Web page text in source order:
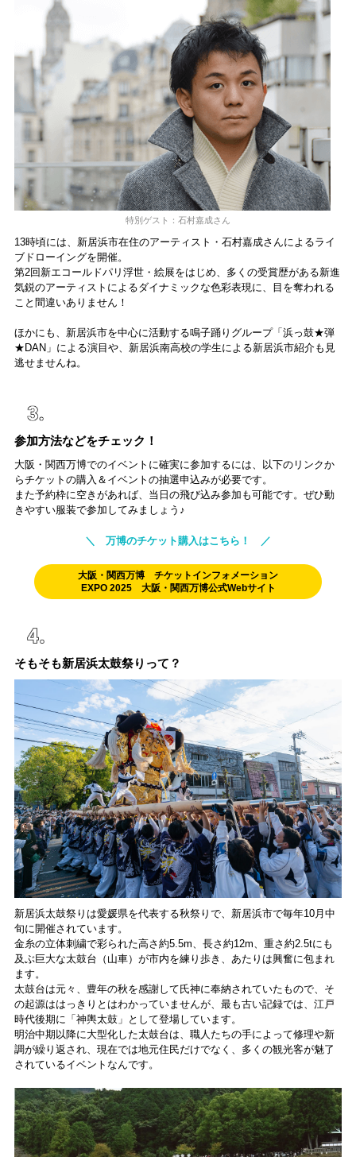
特別ゲスト：石村嘉成さん
13時頃には、新居浜市在住のアーティスト・石村嘉成さんによるライ
ブドローイングを開催。
第2回新エコールドパリ浮世・絵展をはじめ、多くの受賞歴がある新進
気鋭のアーティストによるダイナミックな色彩表現に、目を奪われる
こと間違いありません！
ほかにも、新居浜市を中心に活動する鳴子踊りグループ「浜っ鼓★弾
★DAN」による演目や、新居浜南高校の学生による新居浜市紹介も見
逃せませんね。
参加方法などをチェック！
大阪・関西万博でのイベントに確実に参加するには、以下のリンクか
らチケットの購入＆イベントの抽選申込みが必要です。
また予約枠に空きがあれば、当日の飛び込み参加も可能です。ぜひ動
きやすい服装で参加してみましょう♪
＼ 万博のチケット購入はこちら！ ／
大阪・関西万博 チケットインフォメーション
EXPO 2025 大阪・関西万博公式Webサイト
そもそも新居浜太鼓祭りって？
新居浜太鼓祭りは愛媛県を代表する秋祭りで、新居浜市で毎年10月中
旬に開催されています。
金糸の立体刺繍で彩られた高さ約5.5m、長さ約12m、重さ約2.5tにも
及ぶ巨大な太鼓台（山車）が市内を練り歩き、あたりは興奮に包まれ
ます。
太鼓台は元々、豊年の秋を感謝して氏神に奉納されていたもので、そ
の起源ははっきりとはわかっていませんが、最も古い記録では、江戸
時代後期に「神輿太鼓」として登場しています。
明治中期以降に大型化した太鼓台は、職人たちの手によって修理や新
調が繰り返され、現在では地元住民だけでなく、多くの観光客が魅了
されているイベントなんです。